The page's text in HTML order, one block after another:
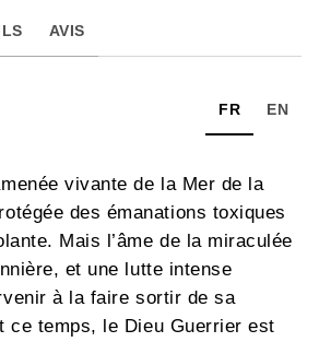
AVIS
FR EN
vivante de la Mer de la
des émanations toxiques
Mais l’âme de la miraculée
et une lutte intense
à la faire sortir de sa
ce temps, le Dieu Guerrier est